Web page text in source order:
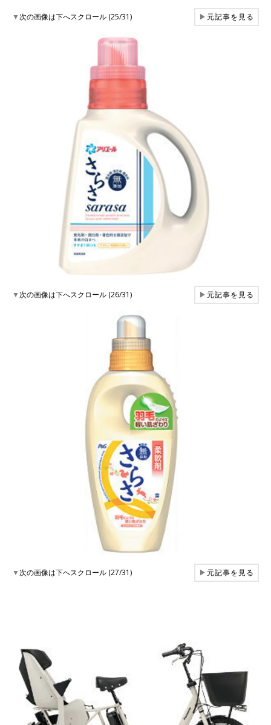
▼次の画像は下へスクロール (25/31) ▶元記事を見る
▼次の画像は下へスクロール (26/31) ▶元記事を見る
▼次の画像は下へスクロール (27/31) ▶元記事を見る